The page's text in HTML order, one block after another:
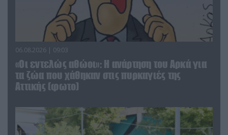
06.08.2026 | 09:03
«Οι εντελώς αθώοι»: Η ανάρτηση του Αρκά για
τα ζώα που χάθηκαν στις πυρκαγιές της
Αττικής (φωτο)